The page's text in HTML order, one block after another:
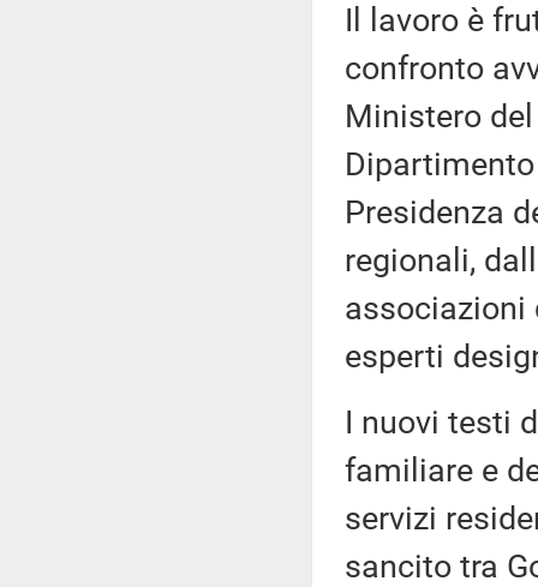
Il lavoro è
confronto
Ministero
Presidenza
regionali,
associazioni
esperti
I nuovi testi
familiare e
servizi
sancito tra